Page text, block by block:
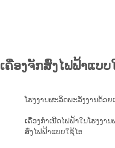
ເຄື່ອງຈັກສົ່ງໄຟຟ້າແບບ
ໂຮງງານຜະລິດພະລັງງານດ້ວ
ເຄື່ອງກຳເນີດໄຟຟ້າໃນໂຮງງາ
ສົ່ງໄຟຟ້າແບບໃຊ້ໄອ